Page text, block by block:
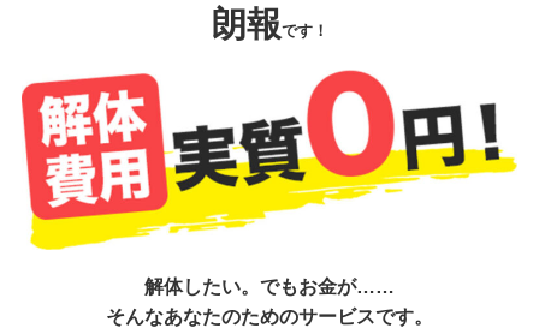
朗報です！
解体したい。でもお金が……
そんなあなたのためのサービスです。